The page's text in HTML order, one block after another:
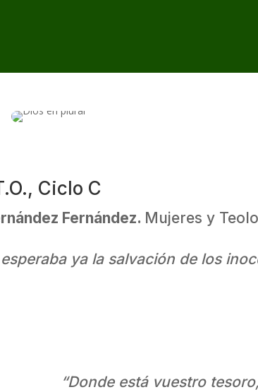
Ciclo C
Fernández. Mujeres y
ya la salvación de los
“Donde está vuestro